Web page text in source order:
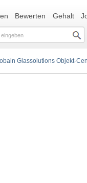
Bewerten Gehalt
Glassolutions Objekt-